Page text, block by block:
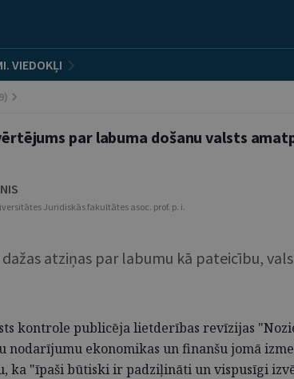
VIEDOKĻI
par labuma došanu valsts
Juridiskās fakultātes asoc. prof. p. i.
dažas atziņas par labumu kā pateicību,
kontrole publicēja lietderības revīzijas
ekonomikas un finanšu jomā
ka "īpaši būtiski ir padziļināti un vispusīgi